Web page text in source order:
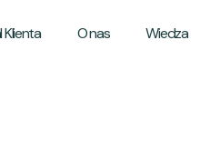
Klienta O nas Wiedza